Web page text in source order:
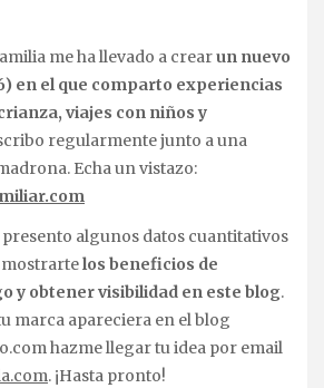
me ha llevado a crearun nuevo
en el que comparto experiencias
viajes con niños y
regularmente junto a una
Echa un vistazo:
algunos datos cuantitativos
los beneficios de
y obtener visibilidad en este blog.
marca apareciera en el blog
hazme llegar tu idea por email
. ¡Hasta pronto!